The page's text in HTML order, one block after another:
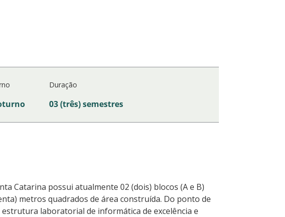
Duração
03 (três) semestres
Catarina possui atualmente 02 (dois) blocos (A e B)
metros quadrados de área construída. Do ponto de
laboratorial de informática de excelência e